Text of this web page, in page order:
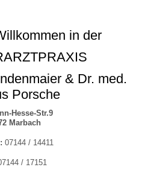
in der
& Dr. med.
Porsche
Hesse-Str.9
Marbach
07144 / 14411
/ 17151